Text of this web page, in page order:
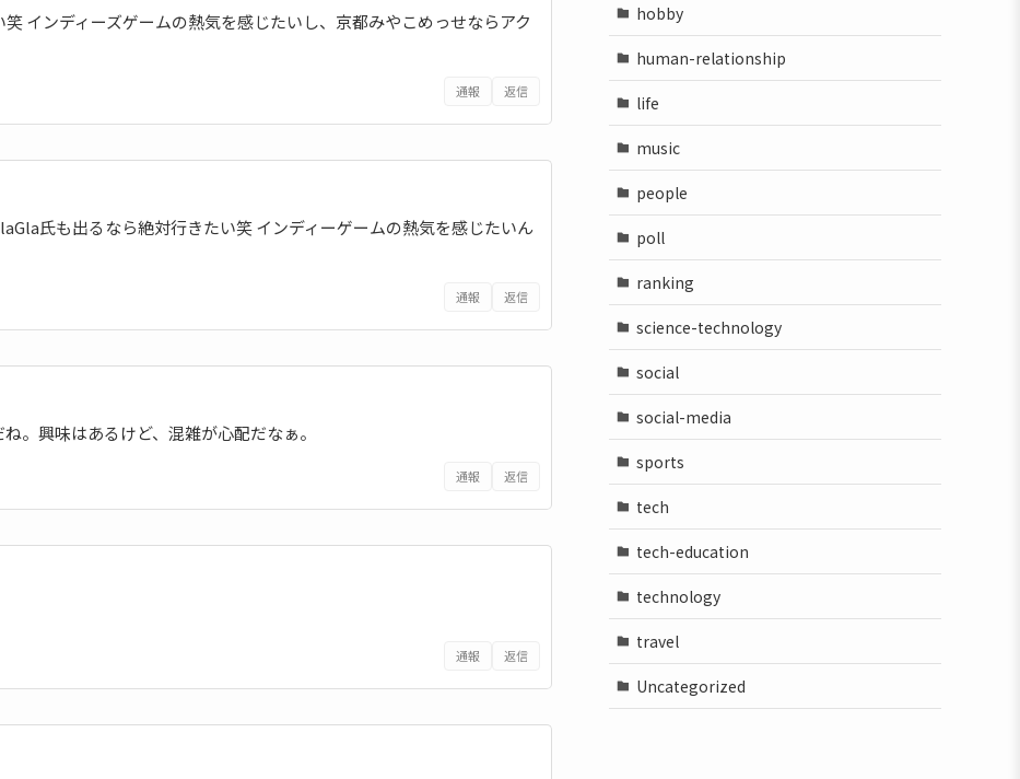
インディーズゲームの熱気を感じたいし、京都みやこめっせならアク
通報 返信
氏も出るなら絶対行きたい笑 インディーゲームの熱気を感じたいん
通報 返信
。興味はあるけど、混雑が心配だなぁ。
通報 返信
通報 返信
hobby
human-relationship
life
music
people
poll
ranking
science-technology
social
social-media
sports
tech
tech-education
technology
travel
Uncategorized